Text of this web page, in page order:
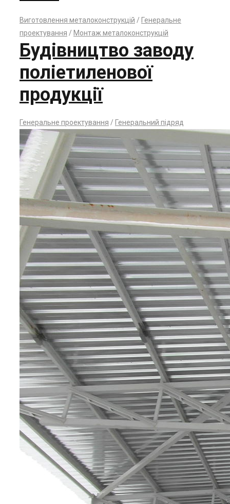
Виготовлення металоконструкцій / Генеральне
проектування / Монтаж металоконструкцій
Будівництво заводу
поліетиленової
продукції
Генеральне проектування / Генеральний підряд